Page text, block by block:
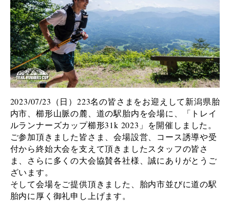
2023/07/23（日）223名の皆さまをお迎えして新潟県胎
内市、櫛形山脈の麓、道の駅胎内を会場に、「トレイ
ルランナーズカップ櫛形31k 2023」を開催しました。
ご参加頂きました皆さま、会場設営、コース誘導や受
付から終始大会を支えて頂きましたスタッフの皆さ
ま、さらに多くの大会協賛各社様、誠にありがとうご
ざいます。
そして会場をご提供頂きました、胎内市並びに道の駅
胎内に厚く御礼申し上げます。